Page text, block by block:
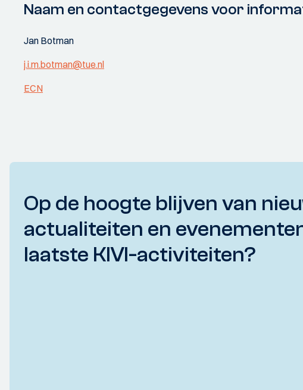
Naam en contactgegevens voor
Jan Botman
j.i.m.botman@tue.nl
ECN
Op de hoogte blijven van
actualiteiten en
laatste KIVI-activiteiten?